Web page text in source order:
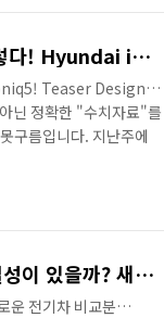
량은 현대차 포니 콘셉
아이오닉5 전기차 숨겨진 3가지 진짜 디자인은 이렇다! Hyundai ioniq5! Teaser Design! EGMP EV Platform!
Teaser Design!
닌 정확한 "수치자료"를
구름입니다. 지난주에
라 모델Y가 국내에 공개
고, 아이오닉5는 실제 차
현대차 아이오닉5은 테슬라 모델Y를 뛰어넘는 차별성이 있을까? 새로운 전기차 비교분석! Hyundai ioniq5 VS Tesla model Y Comparison
운 전기차 비교분